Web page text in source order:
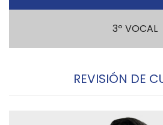
3º VOCAL
REVISIÓN DE